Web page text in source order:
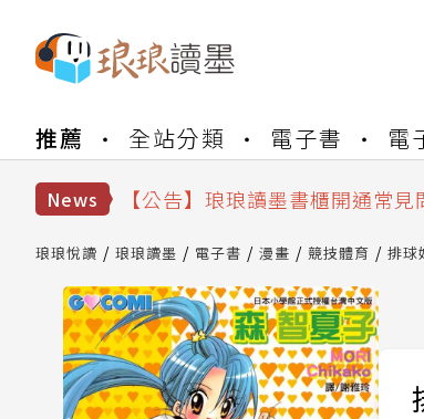
推薦 全站分類 電子書 電
News
【公告】琅琅書店服務升級重
【公告】琅琅讀墨數位閱讀資
【公告】琅琅讀墨書櫃開通常見
【公告】琅琅讀墨 3 分鐘完成
【公告】琅琅書店服務升級重要
【公告】琅琅讀墨數位閱讀資產
琅琅悅讀 琅琅讀墨 電子書 漫畫 競技體育 排球